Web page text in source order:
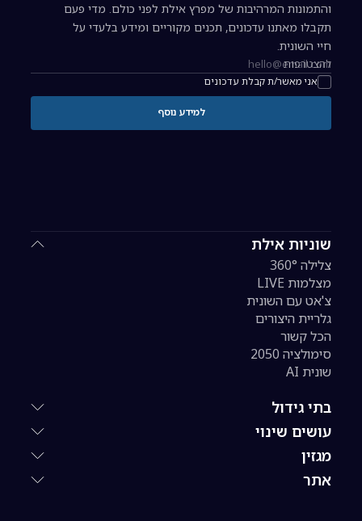
שוניות אילת
צלילה 360°
מצלמות LIVE
צ'אט עם השונית
גלריית היצורים
הכל קשור
סימולציה 2050
שונית AI
בתי גידול
עושים שינוי
מגזין
אתר
והתמונות המרהיבות של מפרץ אילת לפני כולם. מדי פעם
תקבלו מאתנו עדכונים, תכנים מקוריים ומידע בלעדי על
חיי השונית.
כתובת אימייל להרשמה לניוזלטר
אני מאשר/ת קבלת עדכונים
להצטרפות
למידע נוסף